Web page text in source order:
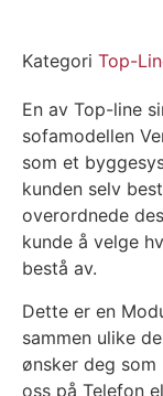
Kategori Top-
En av Top-line
sofamodellen
som et
kunden selv
overordnede
kunde å velge
bestå av.
Dette er en
sammen ulike
ønsker deg
oss på Telefon